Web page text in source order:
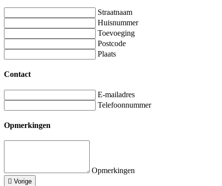
Straatnaam
Huisnummer
Toevoeging
Postcode
Plaats
Contact
E-mailadres
Telefoonnummer
Opmerkingen
Opmerkingen
Vorige